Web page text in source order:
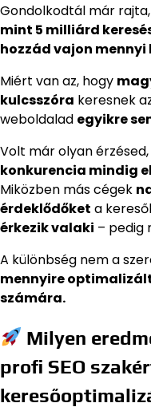
Gondolkodtál már
mint 5 milliárd
hozzád vajon
Miért van az, hogy
kulcsszóra keresnek
weboldalad egyikre
Volt már olyan
konkurencia mindig
Miközben más cégek
érdeklődőket a
érkezik valaki – pedig
A különbség nem a
mennyire
számára.
Milyen
profi SEO